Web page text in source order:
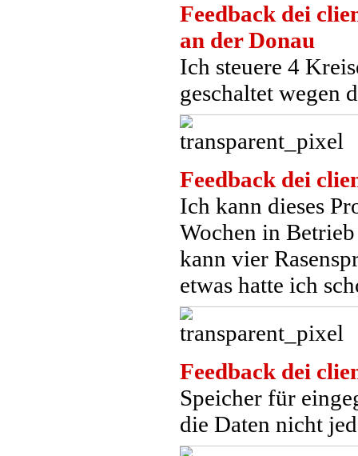
Feedback dei
an der Donau
Ich steuere 4
geschaltet wegen
Feedback dei
Ich kann dieses
Wochen in
kann vier
etwas hatte ich
Feedback dei
Speicher für
die Daten nicht